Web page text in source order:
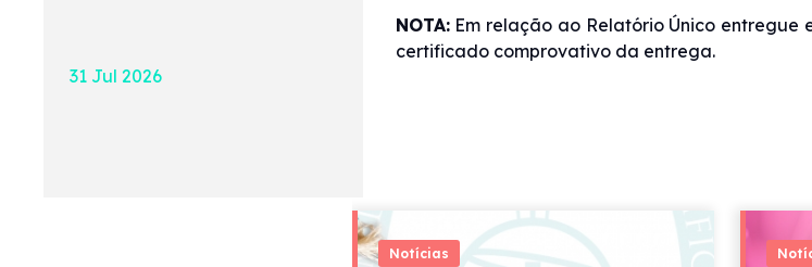
31 Jul 2026
NOTA:Em relação ao Relatório Único entregue
certificado comprovativo da entrega.
Notícias